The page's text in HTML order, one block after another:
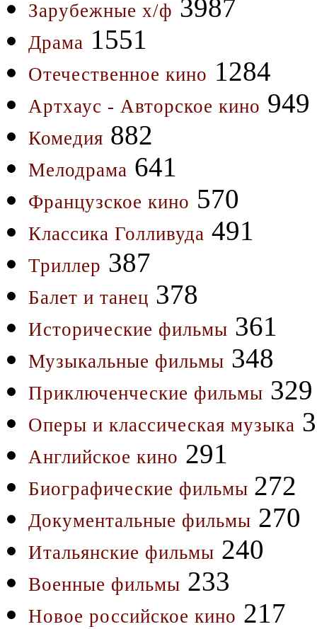
Зарубежные х/ф 3987
Драма 1551
Отечественное кино 1284
Артхаус - Авторское кино 949
Комедия 882
Мелодрама 641
Французское кино 570
Классика Голливуда 491
Триллер 387
Балет и танец 378
Исторические фильмы 361
Музыкальные фильмы 348
Приключенческие фильмы 329
Оперы и классическая музыка
Английское кино 291
Биографические фильмы 272
Документальные фильмы 270
Итальянские фильмы 240
Военные фильмы 233
Новое российское кино 217